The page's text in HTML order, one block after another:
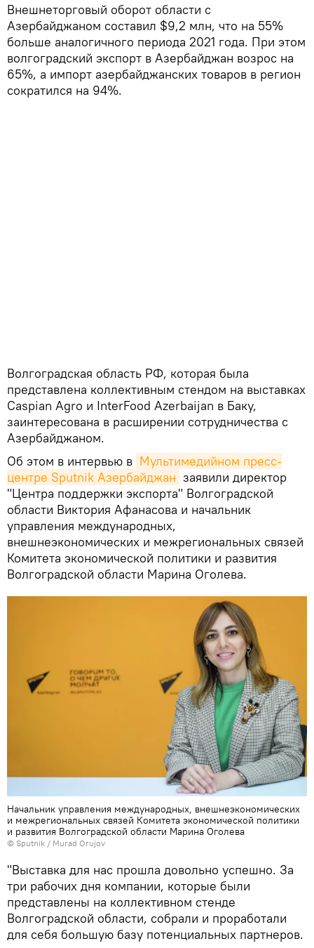
Внешнеторговый оборот области с
Азербайджаном составил $9,2 млн, что на 55%
больше аналогичного периода 2021 года. При этом
волгоградский экспорт в Азербайджан возрос на
65%, а импорт азербайджанских товаров в регион
сократился на 94%.
Волгоградская область РФ, которая была
представлена коллективным стендом на выставках
Caspian Agro и InterFood Azerbaijan в Баку,
заинтересована в расширении сотрудничества с
Азербайджаном.
Об этом в интервью в Мультимедийном пресс-
центре Sputnik Азербайджан заявили директор
"Центра поддержки экспорта" Волгоградской
области Виктория Афанасова и начальник
управления международных,
внешнеэкономических и межрегиональных связей
Комитета экономической политики и развития
Волгоградской области Марина Оголева.
Начальник управления международных, внешнеэкономических
и межрегиональных связей Комитета экономической политики
и развития Волгоградской области Марина Оголева
© Sputnik / Murad Orujov
"Выставка для нас прошла довольно успешно. За
три рабочих дня компании, которые были
представлены на коллективном стенде
Волгоградской области, собрали и проработали
для себя большую базу потенциальных партнеров.